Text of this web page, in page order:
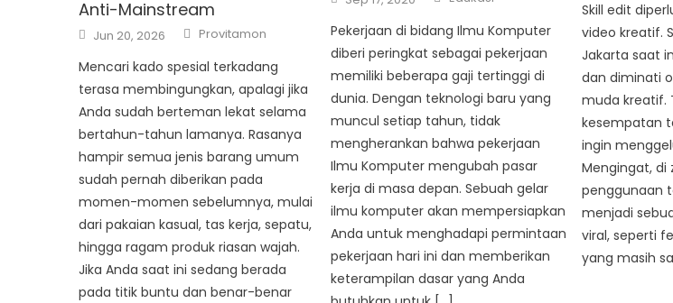
Anti-Mainstream
Posted
on
Jun 20, 2026 Author
Provitamon
Mencari kado spesial terkadang
terasa membingungkan, apalagi jika
Anda sudah berteman lekat selama
bertahun-tahun lamanya. Rasanya
hampir semua jenis barang umum
sudah pernah diberikan pada
momen-momen sebelumnya, mulai
dari pakaian kasual, tas kerja, sepatu,
hingga ragam produk riasan wajah.
Jika Anda saat ini sedang berada
pada titik buntu dan benar-benar
on
Pekerjaan di bidang Ilmu Komputer
diberi peringkat sebagai pekerjaan
memiliki beberapa gaji tertinggi di
dunia. Dengan teknologi baru yang
muncul setiap tahun, tidak
mengherankan bahwa pekerjaan
Ilmu Komputer mengubah pasar
kerja di masa depan. Sebuah gelar
ilmu komputer akan mempersiapkan
Anda untuk menghadapi permintaan
pekerjaan hari ini dan memberikan
keterampilan dasar yang Anda
Skill edit
video kreatif.
Jakarta saat
dan diminati
muda kreatif.
kesempatan
ingin
Mengingat, di
penggunaan
menjadi
viral, seperti
yang masih